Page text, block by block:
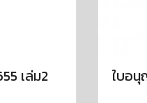
เล่ม2
ใบอนุ